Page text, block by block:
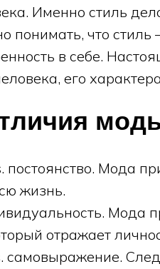
Именно стиль
понимать, что стиль
в себе.
его
постоянство. Мода
жизнь.
Мода
отражает
самовыражение.